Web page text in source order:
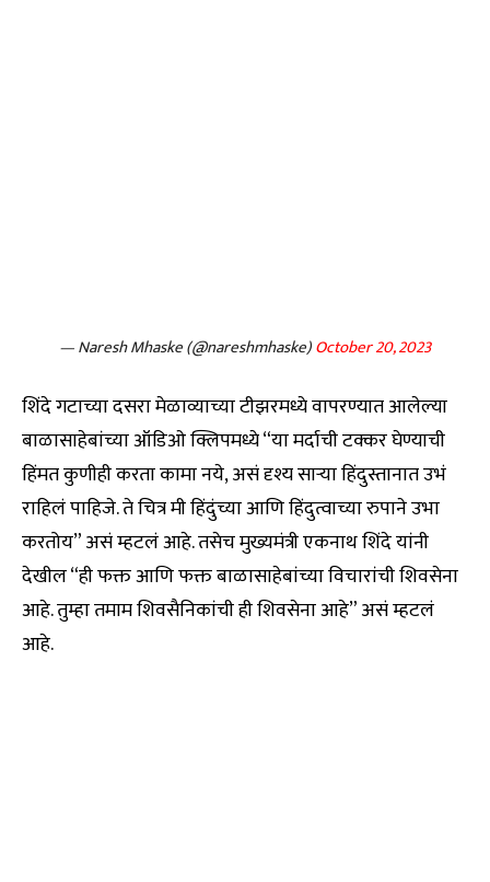
— Naresh Mhaske (@nareshmhaske)October 20, 2023
शिंदे गटाच्या दसरा मेळाव्याच्या टीझरमध्ये वापरण्यात आलेल्या
बाळासाहेबांच्या ऑडिओ क्लिपमध्ये “या मर्दाची टक्कर घेण्याची
हिंमत कुणीही करता कामा नये, असं दृश्य साऱ्या हिंदुस्तानात उभं
राहिलं पाहिजे. ते चित्र मी हिंदुंच्या आणि हिंदुत्वाच्या रुपाने उभा
करतोय” असं म्हटलं आहे. तसेच मुख्यमंत्री एकनाथ शिंदे यांनी
देखील “ही फक्त आणि फक्त बाळासाहेबांच्या विचारांची शिवसेना
आहे. तुम्हा तमाम शिवसैनिकांची ही शिवसेना आहे” असं म्हटलं
आहे.